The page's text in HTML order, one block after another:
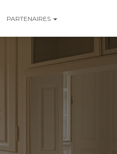
PARTENAIRES